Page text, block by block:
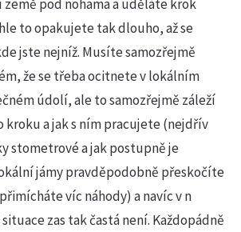
pod nohama a uděláte krok
to opakujete tak dlouho, až se
jste nejníž. Musíte samozřejmě
že se třeba ocitnete v lokálním
údolí, ale to samozřejmě záleží
kroku a jak s ním pracujete (nejdřív
stometrové a jak postupně je
jámy pravděpodobně přeskočíte
víc náhody) a navíc v n
zas tak častá není. Každopádně